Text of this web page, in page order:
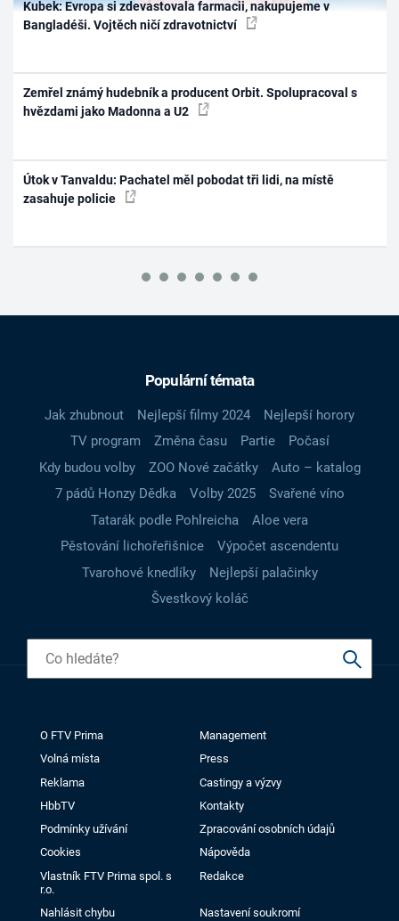
Kubek: Evropa si zdevastovala farmacii, nakupujeme v
Bangladéši. Vojtěch ničí zdravotnictví
Zemřel známý hudebník a producent Orbit. Spolupracoval s
hvězdami jako Madonna a U2
Útok v Tanvaldu: Pachatel měl pobodat tři lidi, na místě
zasahuje policie
Populární témata
Jak zhubnout Nejlepší filmy 2024
Nejlepší horory
TV program
Změna času Partie
Počasí
Kdy budou volby
ZOO Nové začátky
Auto – katalog
7 pádů Honzy Dědka
Volby 2025
Svařené víno
Tatarák podle Pohlreicha
Aloe vera
Pěstování lichořeřišnice
Výpočet ascendentu
Tvarohové knedlíky
Nejlepší palačinky
Švestkový koláč
O FTV Prima
Management
Volná místa
Press
Reklama
Castingy a výzvy
HbbTV
Kontakty
Podmínky užívání
Zpracování osobních údajů
Cookies
Nápověda
Vlastník FTV Prima spol. s
r.o.
Redakce
Nahlásit chybu Nastavení soukromí